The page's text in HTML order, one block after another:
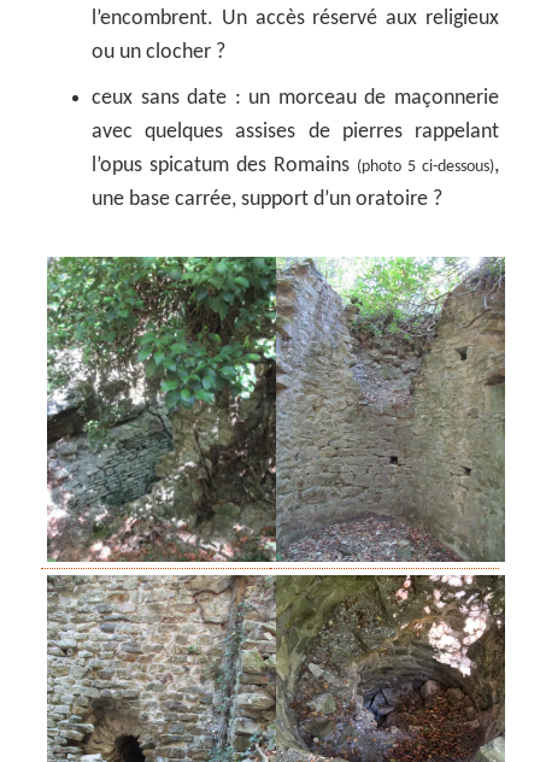
l’encombrent. Un accès réservé aux religieux
ou un clocher ?
ceux sans date : un morceau de maçonnerie
avec quelques assises de pierres rappelant
l’opus spicatum des Romains (photo 5 ci-dessous),
une base carrée, support d’un oratoire ?